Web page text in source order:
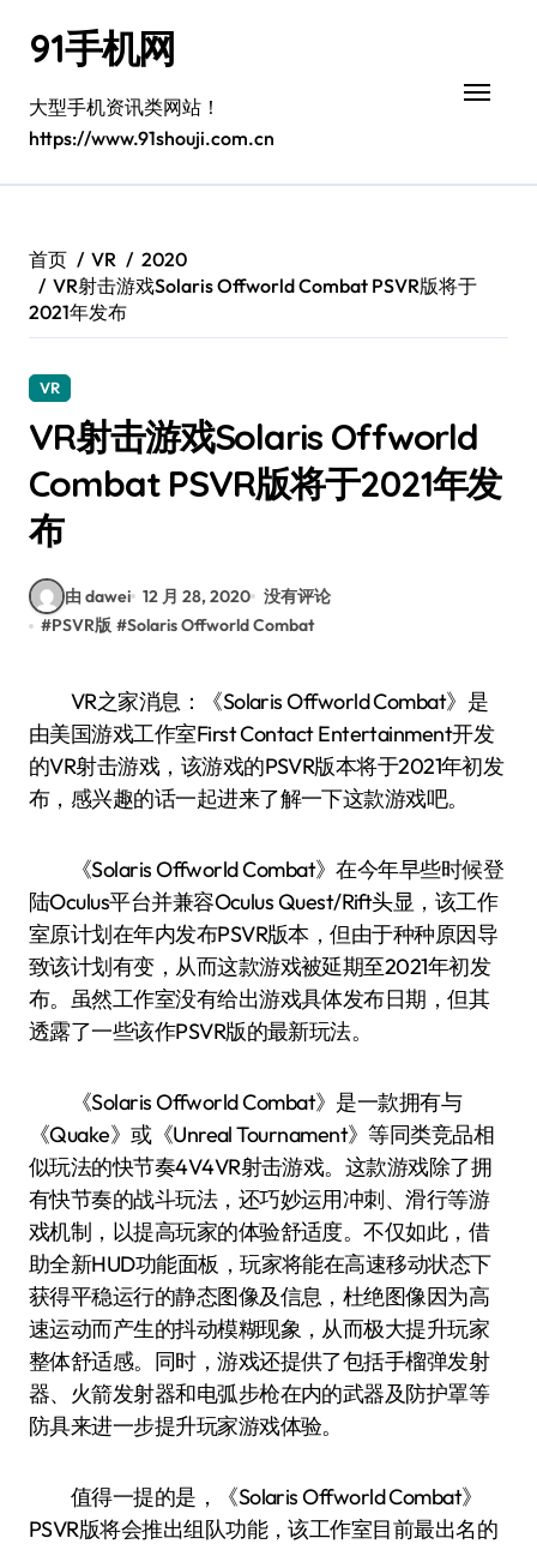
91手机网
大型手机资讯类网站！
https://www.91shouji.com.cn
首页 VR
2020
VR射击游戏Solaris Offworld Combat PSVR版将于
2021年发布
VR
VR射击游戏Solaris Offworld
Combat PSVR版将于2021年发
布
由 dawei 12 月 28, 2020 没有评论
#PSVR版 #Solaris Offworld Combat
VR之家消息：《Solaris Offworld Combat》是
由美国游戏工作室First Contact Entertainment开发
的VR射击游戏，该游戏的PSVR版本将于2021年初发
布，感兴趣的话一起进来了解一下这款游戏吧。
《Solaris Offworld Combat》在今年早些时候登
陆Oculus平台并兼容Oculus Quest/Rift头显，该工作
室原计划在年内发布PSVR版本，但由于种种原因导
致该计划有变，从而这款游戏被延期至2021年初发
布。虽然工作室没有给出游戏具体发布日期，但其
透露了一些该作PSVR版的最新玩法。
《Solaris Offworld Combat》是一款拥有与
《Quake》或《Unreal Tournament》等同类竞品相
似玩法的快节奏4V4VR射击游戏。这款游戏除了拥
有快节奏的战斗玩法，还巧妙运用冲刺、滑行等游
戏机制，以提高玩家的体验舒适度。不仅如此，借
助全新HUD功能面板，玩家将能在高速移动状态下
获得平稳运行的静态图像及信息，杜绝图像因为高
速运动而产生的抖动模糊现象，从而极大提升玩家
整体舒适感。同时，游戏还提供了包括手榴弹发射
器、火箭发射器和电弧步枪在内的武器及防护罩等
防具来进一步提升玩家游戏体验。
值得一提的是，《Solaris Offworld Combat》
PSVR版将会推出组队功能，该工作室目前最出名的